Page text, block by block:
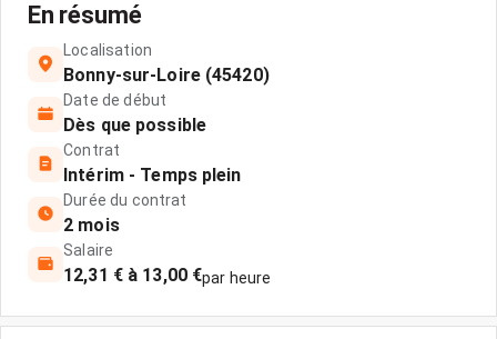
En résumé
Localisation
Bonny-sur-Loire (45420)
Date de début
Dès que possible
Contrat
Intérim - Temps plein
Durée du contrat
2 mois
Salaire
12,31 € à 13,00 €par heure